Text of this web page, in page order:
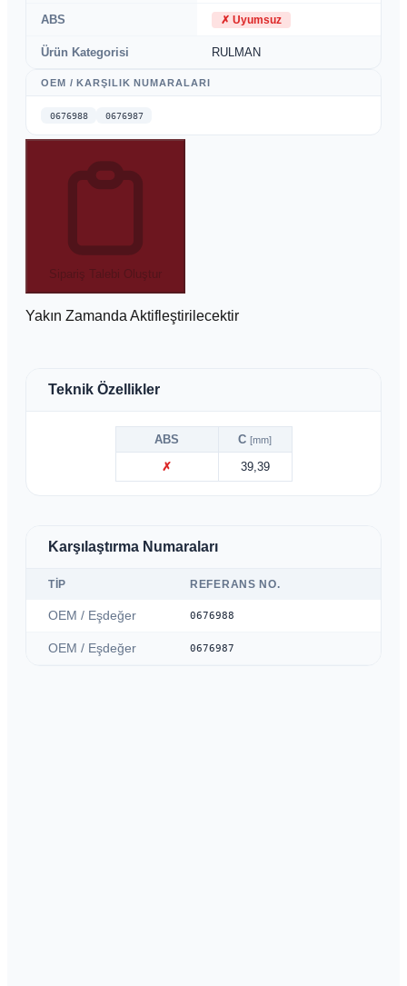
ABS ✗ Uyumsuz
Ürün Kategorisi RULMAN
OEM / KARŞILIK NUMARALARI
0676988 0676987
Sipariş Talebi Oluştur
Yakın Zamanda Aktifleştirilecektir
Teknik Özellikler
ABS C [mm]
✗ 39,39
Karşılaştırma Numaraları
TIP REFERANS NO.
OEM / Eşdeğer 0676988
OEM / Eşdeğer 0676987